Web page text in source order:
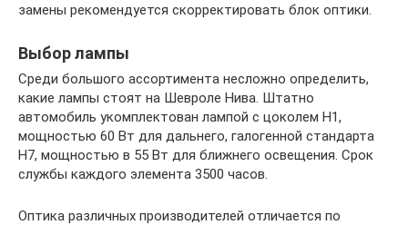
замены рекомендуется скорректировать блок оптики.
Выбор лампы
Среди большого ассортимента несложно определить,
какие лампы стоят на Шевроле Нива. Штатно
автомобиль укомплектован лампой с цоколем Н1,
мощностью 60 Вт для дальнего, галогенной стандарта
H7, мощностью в 55 Вт для ближнего освещения. Срок
службы каждого элемента 3500 часов.
Оптика различных производителей отличается по